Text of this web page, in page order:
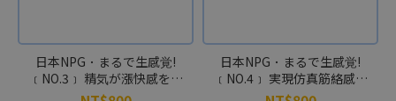
日本NPG．まるで生感覚!
﹝NO.3﹞ 精気が漲快感を体
験自由任彎吸盤式老二棒
日本NPG．まるで生感覚!
﹝NO.4﹞ 実現仿真筋絡感触
Q彈を自由任彎吸盤式老二棒